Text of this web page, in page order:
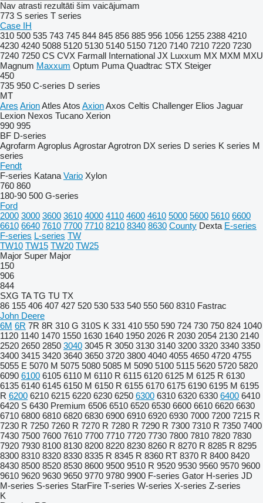
Nav atrasti rezultāti šim vaicājumam
773 S series T series
Case IH
310 500 535 743 745 844 845 856 885 956 1056 1255 2388 4210
4230 4240 5088 5120 5130 5140 5150 7120 7140 7210 7220 7230
7240 7250 CS CVX Farmall International JX Luxxum MX MXM MXU
Magnum Maxxum Optum Puma Quadtrac STX Steiger
450
735 950 C-series D series
MT
Ares ArionAtles Atos AxionAxos Celtis Challenger Elios Jaguar
Lexion Nexos Tucano Xerion
990 995
BF D-series
Agrofarm Agroplus AgrostarAgrotron DX series D series K series M
series
Fendt
F-series Katana Vario Xylon
760 860
180-90 500 G-series
Ford
2000 3000 3600 3610 4000 4110 4600 4610 5000 5600 5610 6600
6610 6640 7610 7700 7710 8210 8340 8630 County Dexta E-series
F-series L-series TW
TW10 TW15 TW20 TW25
Major Super Major
150
906
844
SXG TA TG TU TX
86 155 406 407 427 520 530 533 540 550 560 8310 Fastrac
John Deere
6M 6R 7R 8R 310 G 310S K 331 410 550 590 724 730 750 824 1040
1120 1140 1470 1550 1630 1640 1950 2026 R 2030 2054 2130 2140
2520 2650 2850 3040 3045 R 3050 3130 3140 3200 3320 3340 3350
3400 3415 3420 3640 3650 3720 3800 4040 4055 4650 4720 4755
5055 E 5070 M 5075 5080 5085 M 5090 5100 5115 5620 5720 5820
6090 6100 6105 6110 M 6110 R 6115 6120 6125 M 6125 R 6130
6135 6140 6145 6150 M 6150 R 6155 6170 6175 6190 6195 M 6195
R 6200 6210 6215 6220 6230 6250 6300 6310 6320 6330 6400 6410
6420 S 6430 Premium 6506 6510 6520 6530 6600 6610 6620 6630
6710 6800 6810 6820 6830 6900 6910 6920 6930 7000 7200 7215 R
7230 R 7250 7260 R 7270 R 7280 R 7290 R 7300 7310 R 7350 7400
7430 7500 7600 7610 7700 7710 7720 7730 7800 7810 7820 7830
7920 7930 8100 8130 8200 8220 8230 8260 R 8270 R 8285 R 8295
8300 8310 8320 8330 8335 R 8345 R 8360 RT 8370 R 8400 8420
8430 8500 8520 8530 8600 9500 9510 R 9520 9530 9560 9570 9600
9610 9620 9630 9650 9770 9780 9900 F-series Gator H-series JD
M-series S-series StarFire T-series W-series X-series Z-series
K